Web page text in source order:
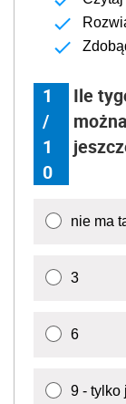
1
/
1
0
Ile
nie ma
3
6
9 - tylko